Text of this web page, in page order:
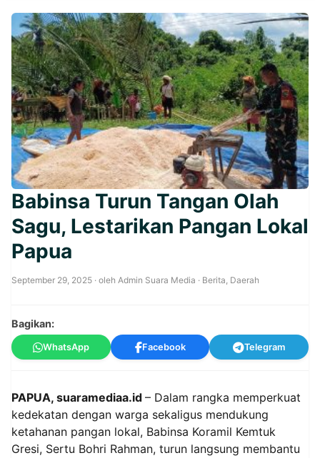
Babinsa Turun Tangan Olah
Sagu, Lestarikan Pangan Lokal
Papua
September 29, 2025 · oleh Admin Suara Media · Berita, Daerah
Bagikan:
WhatsApp Facebook Telegram
PAPUA, suaramediaa.id – Dalam rangka memperkuat
kedekatan dengan warga sekaligus mendukung
ketahanan pangan lokal, Babinsa Koramil Kemtuk
Gresi, Sertu Bohri Rahman, turun langsung membantu